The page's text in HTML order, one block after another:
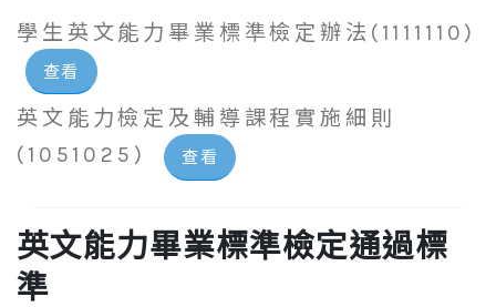
學生英文能力畢業標準檢定辦法(1111110)
查看
英文能力檢定及輔導課程實施細則
(1051025)
查看
英文能力畢業標準檢定通過標
準